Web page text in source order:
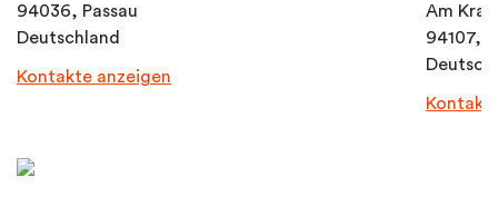
94036, Passau
Deutschland
Kontakte anzeigen
Am
94107,